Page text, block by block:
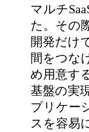
マルチ
た。その
開発だけ
間をつな
め用意す
基盤の実
プリケー
スを容易